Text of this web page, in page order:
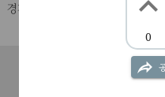
경계에 선 색을 좋아한다
은 블루그레이.지금 이 무렵의 색
머리속에 떠오르는 그 느낌
어떨때는 책의 내용은 상관없
책을 읽으며 머릿속에 떠오르
0